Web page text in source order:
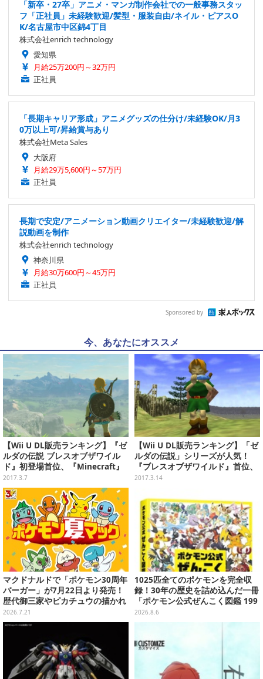
「新卒・27卒」アニメ・マンガ制作会社での一般事務スタッ
フ「正社員」未経験歓迎/髪型・服装自由/ネイル・ピアスO
K/名古屋市中区錦4丁目
株式会社enrich technology
愛知県
月給25万200円～32万円
正社員
「長期キャリア形成」アニメグッズの仕分け/未経験OK/月3
0万以上可/昇給賞与あり
株式会社Meta Sales
大阪府
月給29万5,600円～57万円
正社員
長期で安定/アニメーション動画クリエイター/未経験歓迎/解
説動画を制作
株式会社enrich technology
神奈川県
月給30万600円～45万円
正社員
Sponsored by
今、あなたにオススメ
【Wii U DL販売ランキング】『ゼ
ルダの伝説 ブレスオブザワイル
ド』初登場首位、『Minecraft』
は2位へ（3/6）
2017.3.7
【Wii U DL販売ランキング】「ゼ
ルダの伝説」シリーズが人気！
『ブレスオブザワイルド』首位、
『ムジュラの仮面』浮上ほか（3/
2017.3.14
マクドナルドで「ポケモン30周年
バーガー」が7月22日より発売！
歴代御三家やピカチュウの描かれ
たオリジナルパッケージが可愛い
2026.7.21
1025匹全てのポケモンを完全収
録！30年の歴史を詰め込んだ一冊
「ポケモン公式ぜんこく図鑑 199
6-2026」が大ボリューム
2026.8.6